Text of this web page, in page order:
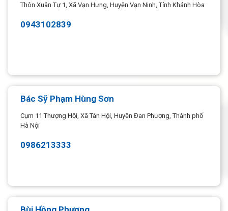
Thôn Xuân Tự 1, Xã Vạn Hưng, Huyện Vạn Ninh, Tỉnh Khánh Hòa
0943102839
Bác Sỹ Phạm Hùng Sơn
Cụm 11 Thượng Hội, Xã Tân Hội, Huyện Đan Phượng, Thành phố
Hà Nội
0986213333